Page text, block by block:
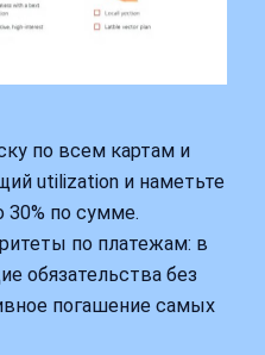
по всем картам и
utilization и наметьте
30% по сумме.
по платежам: в
обязательства без
погашение самых